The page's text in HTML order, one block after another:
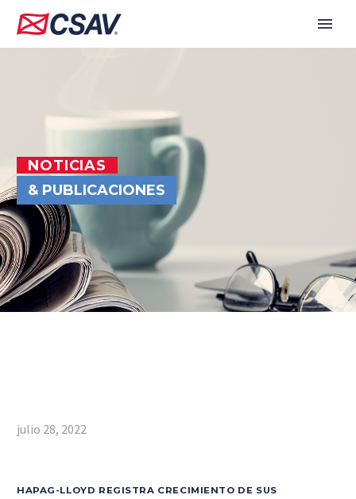
NOTICIAS
& PUBLICACIONES
julio 28, 2022
HAPAG-LLOYD REGISTRA CRECIMIENTO DE SUS